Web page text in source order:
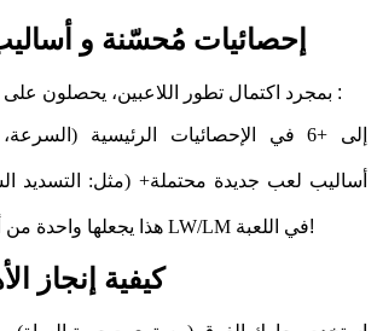
إحصائيات مُحسّنة و
بمجرد اكتمال تطور اللاعبين، يحصلون :
أساليب لعب جديدة محتملة+ (مثل: التسديد
هذا يجعلها واحدة من أفضل خيارات LW/LM في اللعبة!
كيفية إنجاز